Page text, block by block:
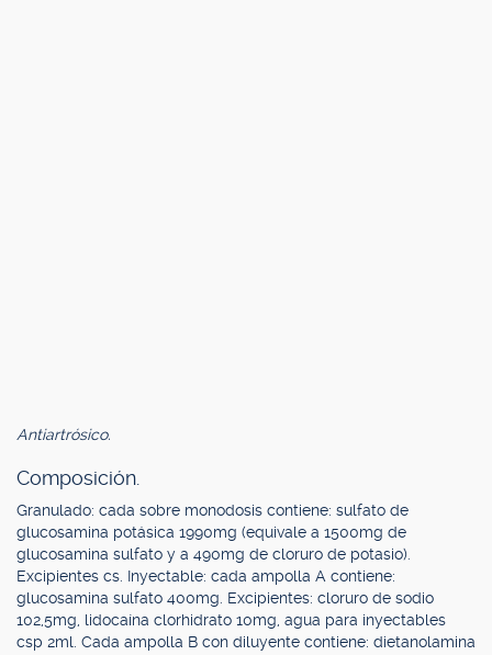
Antiartrósico.
Composición.
Granulado: cada sobre monodosis contiene: sulfato de
glucosamina potásica 1990mg (equivale a 1500mg de
glucosamina sulfato y a 490mg de cloruro de potasio).
Excipientes cs. Inyectable: cada ampolla A contiene:
glucosamina sulfato 400mg. Excipientes: cloruro de sodio
102,5mg, lidocaína clorhidrato 10mg, agua para inyectables
csp 2ml. Cada ampolla B con diluyente contiene: dietanolamina